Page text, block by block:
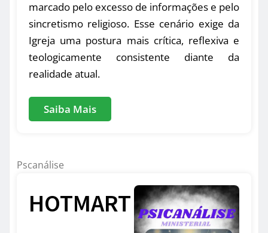
marcado pelo excesso de informações e pelo
sincretismo religioso. Esse cenário exige da
Igreja uma postura mais crítica, reflexiva e
teologicamente consistente diante da
realidade atual.
Saiba Mais
Pscanálise
HOTMART